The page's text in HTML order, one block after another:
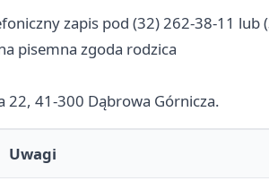
zapis pod (32) 262-38-11 lub
pisemna zgoda rodzica
22, 41-300 Dąbrowa Górnicza.
Uwagi